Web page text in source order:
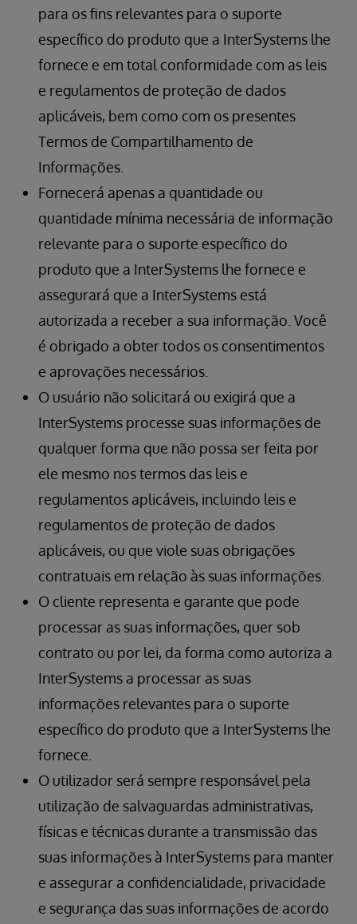
para os fins relevantes para o suporte
específico do produto que a InterSystems lhe
fornece e em total conformidade com as leis
e regulamentos de proteção de dados
aplicáveis, bem como com os presentes
Termos de Compartilhamento de
Informações.
Fornecerá apenas a quantidade ou
quantidade mínima necessária de informação
relevante para o suporte específico do
produto que a InterSystems lhe fornece e
assegurará que a InterSystems está
autorizada a receber a sua informação. Você
é obrigado a obter todos os consentimentos
e aprovações necessários.
O usuário não solicitará ou exigirá que a
InterSystems processe suas informações de
qualquer forma que não possa ser feita por
ele mesmo nos termos das leis e
regulamentos aplicáveis, incluindo leis e
regulamentos de proteção de dados
aplicáveis, ou que viole suas obrigações
contratuais em relação às suas informações.
O cliente representa e garante que pode
processar as suas informações, quer sob
contrato ou por lei, da forma como autoriza a
InterSystems a processar as suas
informações relevantes para o suporte
específico do produto que a InterSystems lhe
fornece.
O utilizador será sempre responsável pela
utilização de salvaguardas administrativas,
físicas e técnicas durante a transmissão das
suas informações à InterSystems para manter
e assegurar a confidencialidade, privacidade
e segurança das suas informações de acordo